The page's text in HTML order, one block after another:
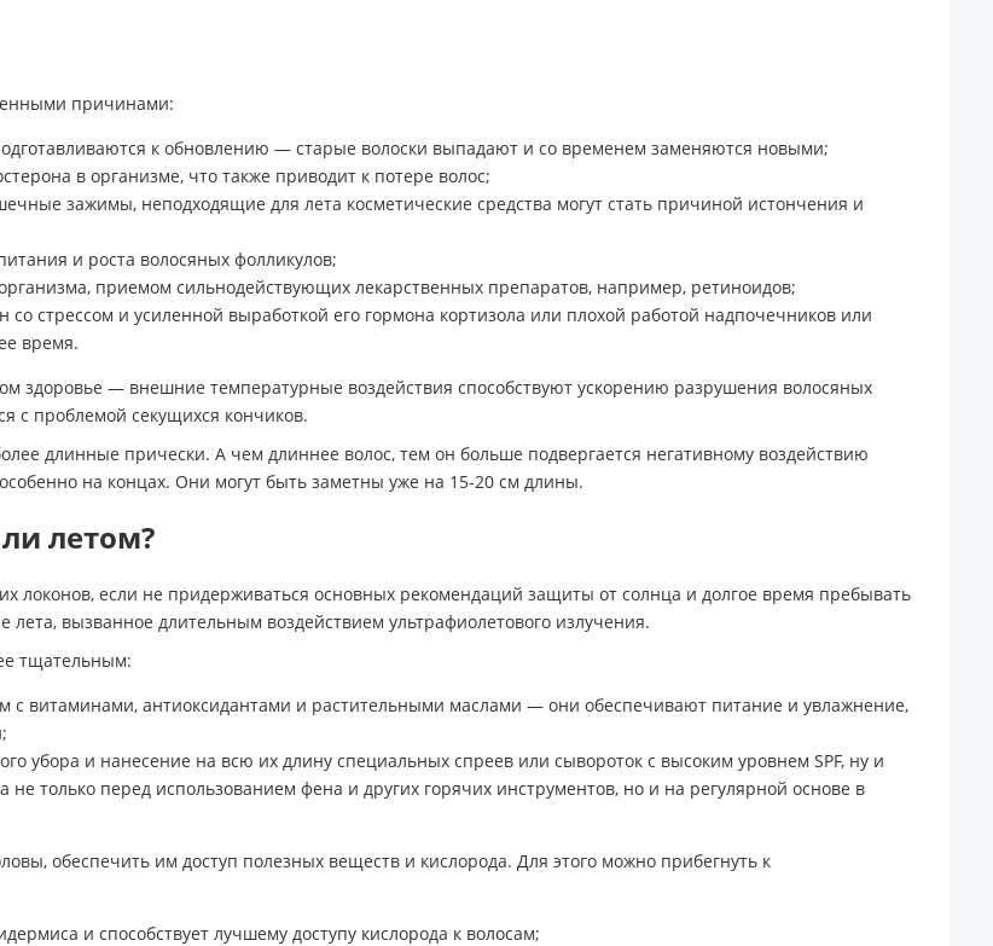
причинами:
к обновлению — старые волоски выпадают и со временем заменяются новыми;
в организме, что также приводит к потере волос;
зажимы, неподходящие для лета косметические средства могут стать причиной истончения и
и роста волосяных фолликулов;
приемом сильнодействующих лекарственных препаратов, например, ретиноидов;
стрессом и усиленной выработкой его гормона кортизола или плохой работой надпочечников или
время.
здоровье — внешние температурные воздействия способствуют ускорению разрушения волосяных
с проблемой секущихся кончиков.
длинные прически. А чем длиннее волос, тем он больше подвергается негативному воздействию
на концах. Они могут быть заметны уже на 15-20 см длины.
летом?
локонов, если не придерживаться основных рекомендаций защиты от солнца и долгое время пребывать
вызванное длительным воздействием ультрафиолетового излучения.
тщательным:
с витаминами, антиоксидантами и растительными маслами — они обеспечивают питание и увлажнение,
убора и нанесение на всю их длину специальных спреев или сывороток с высоким уровнем SPF, ну и
только перед использованием фена и других горячих инструментов, но и на регулярной основе в
обеспечить им доступ полезных веществ и кислорода. Для этого можно прибегнуть к
и способствует лучшему доступу кислорода к волосам;